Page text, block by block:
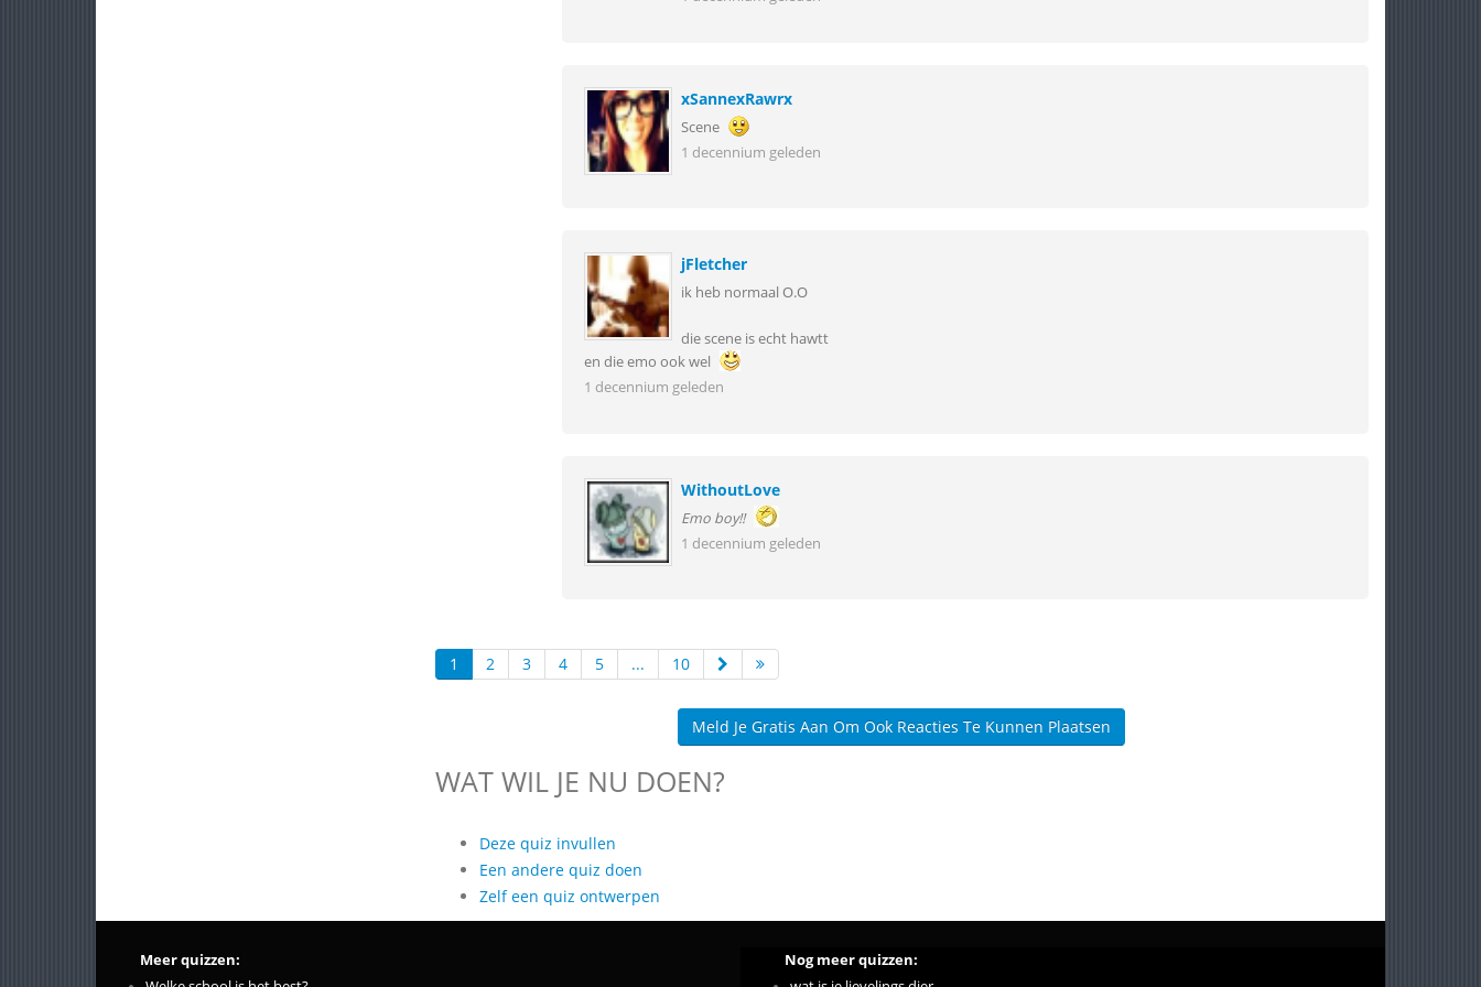
xSannexRawrx
Scene
1 decennium geleden
jFletcher
ik heb normaal O.O
die scene is echt hawtt
en die emo ook wel
1 decennium geleden
WithoutLove
Emo boy!!
1 decennium geleden
1 2 3 4 5 ... 10
Meld Je Gratis Aan Om Ook Reacties Te Kunnen Plaatsen
WAT WIL JE NU DOEN?
Deze quiz invullen
Een andere quiz doen
Zelf een quiz ontwerpen
Meer quizzen:
Nog meer quizzen: